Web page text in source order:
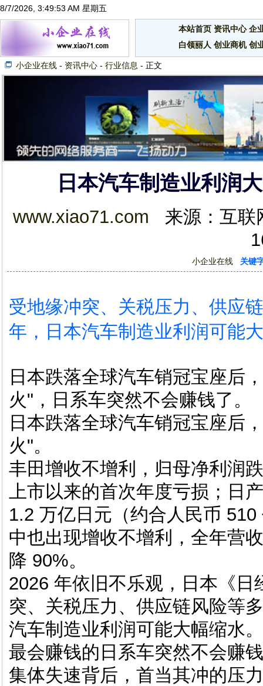
8/7/2026, 3:49:54 AM 星期五
本站首页 资讯中心 企
白领丽人 创业商机 创
小企业在线 - 资讯中心 - 行业信息 - 正文
日本汽车制造业利润
www.xiao71.com 来源：互
小企业在线 关键
受地缘冲突、关税压力、供应
年，日本汽车制造业利润可能
日本跌落全球汽车销冠宝座后
火"，日系车突然不会赚钱了。
日本跌落全球汽车销冠宝座后
火"。
丰田增收不增利，归母净利润
上市以来的首次年度亏损；日
1.2 万亿日元（约合人民币
中也出现增收不增利，全年营
降 90%。
2026 年依旧不乐观，日本《
突、关税压力、供应链风险等
汽车制造业利润可能大幅缩水。
最会赚钱的日系车突然不会赚
集体失速背后，首当其冲的压